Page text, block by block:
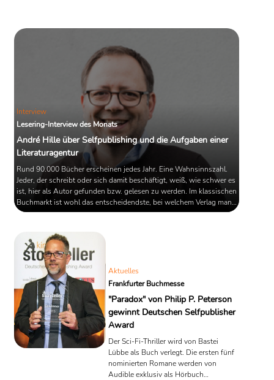
Interview
Lesering-Interview des Monats
André Hille über Selfpublishing und die Aufgaben einer
Literaturagentur
Rund 90.000 Bücher erscheinen jedes Jahr. Eine Wahnsinnszahl.
Jeder, der schreibt oder sich damit beschäftigt, weiß, wie schwer es
ist, hier als Autor gefunden bzw. gelesen zu werden. Im klassischen
Buchmarkt ist wohl das entscheidendste, bei welchem Verlag man
landet. Und dabei helfen Literaturagenten. Unzählige gibt es in
Lesering sprach mit ihm unter anderem über seine Arbeit als
„Literaturspürnase“, die Qualität der diesjährigen ...
Aktuelles
Frankfurter Buchmesse
"Paradox" von Philip P. Peterson
gewinnt Deutschen Selfpublisher
Award
Der Sci-Fi-Thriller wird von Bastei
Lübbe als Buch verlegt. Die ersten fünf
nominierten Romane werden von
Audible exklusiv als Hörbuch